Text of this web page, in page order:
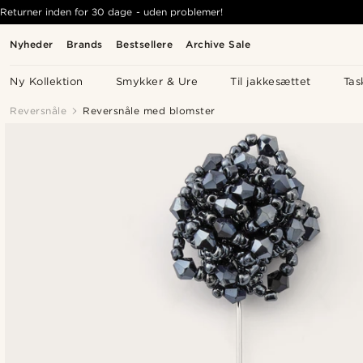
Nyheder Brands Bestsellere Archive Sale
Ny Kollektion Smykker & Ure Til jakkesættet
Returner inden for 30 dage - uden problemer!
Reversnåle Reversnåle med blomster